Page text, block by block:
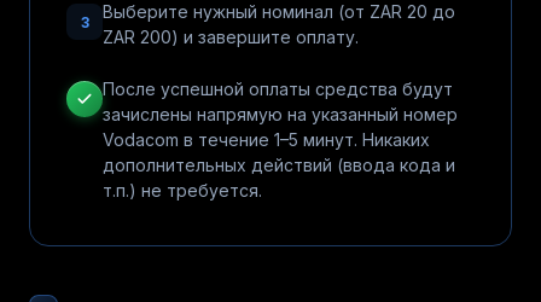
3
Выберите нужный номинал (от ZAR 20 до
ZAR 200) и завершите оплату.
После успешной оплаты средства будут
зачислены напрямую на указанный номер
Vodacom в течение 1–5 минут. Никаких
дополнительных действий (ввода кода и
т.п.) не требуется.